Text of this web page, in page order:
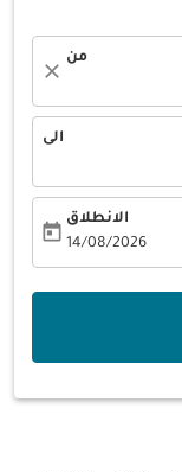
من
close
الى
الانطلاق
14/08/2026
today